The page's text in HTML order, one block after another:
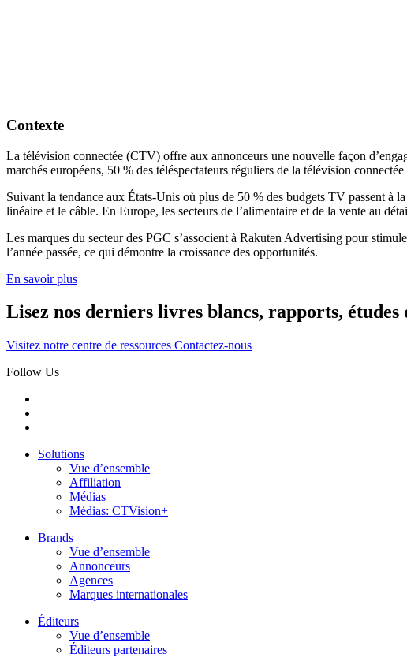
Contexte
La télévision connectée (CTV) offre aux annonceurs une nouvelle façon
marchés européens, 50 % des téléspectateurs réguliers de la télévision
Suivant la tendance aux États-Unis où plus de 50 % des budgets TV passent à
linéaire et le câble. En Europe, les secteurs de l’alimentaire et de la vente au
Les marques du secteur des PGC s’associent à Rakuten Advertising pour
l’année passée, ce qui démontre la croissance des opportunités.
En savoir plus
Lisez nos derniers livres blancs, rapports, études
Visitez notre centre de ressources Contactez-nous
Follow Us
Solutions
Vue d’ensemble
Affiliation
Médias
Médias: CTVision+
Brands
Vue d’ensemble
Annonceurs
Agences
Marques internationales
Éditeurs
Vue d’ensemble
Éditeurs partenaires